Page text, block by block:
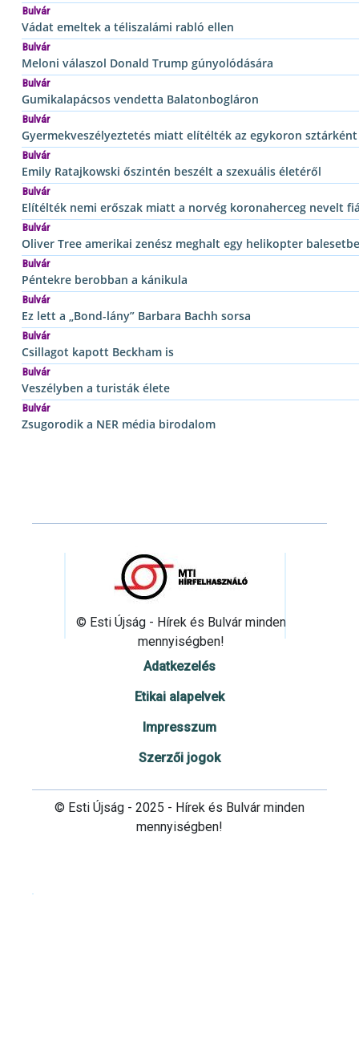
Bulvár
Vádat emeltek a téliszalámi rabló ellen
Bulvár
Meloni válaszol Donald Trump gúnyolódására
Bulvár
Gumikalapácsos vendetta Balatonbogláron
Bulvár
Gyermekveszélyeztetés miatt elítélték az egykoron
Bulvár
Emily Ratajkowski őszintén beszélt a szexuális életéről
Bulvár
Elítélték nemi erőszak miatt a norvég koronaherceg nevelt
Bulvár
Oliver Tree amerikai zenész meghalt egy helikopter
Bulvár
Péntekre berobban a kánikula
Bulvár
Ez lett a „Bond-lány” Barbara Bachh sorsa
Bulvár
Csillagot kapott Beckham is
Bulvár
Veszélyben a turisták élete
Bulvár
Zsugorodik a NER média birodalom
© Esti Újság - Hírek és Bulvár minden
mennyiségben!
Adatkezelés
Etikai alapelvek
Impresszum
Szerzői jogok
© Esti Újság - 2025 - Hírek és Bulvár minden
mennyiségben!